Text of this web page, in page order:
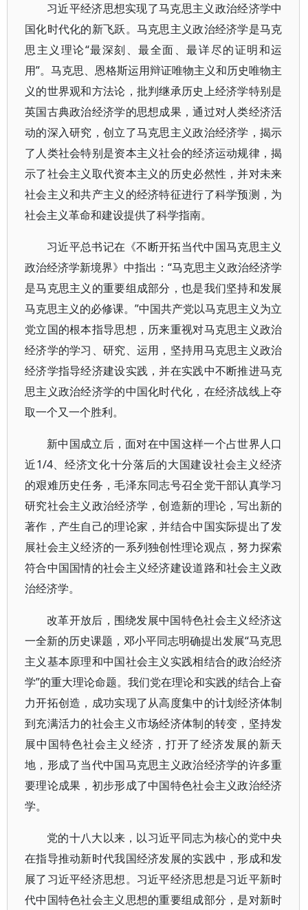
习近平经济思想实现了马克思主义政治经济学中
国化时代化的新飞跃。马克思主义政治经济学是马克
思主义理论“最深刻、最全面、最详尽的证明和运
用”。马克思、恩格斯运用辩证唯物主义和历史唯物主
义的世界观和方法论，批判继承历史上经济学特别是
英国古典政治经济学的思想成果，通过对人类经济活
动的深入研究，创立了马克思主义政治经济学，揭示
了人类社会特别是资本主义社会的经济运动规律，揭
示了社会主义取代资本主义的历史必然性，并对未来
社会主义和共产主义的经济特征进行了科学预测，为
社会主义革命和建设提供了科学指南。
习近平总书记在《不断开拓当代中国马克思主义
政治经济学新境界》中指出：“马克思主义政治经济学
是马克思主义的重要组成部分，也是我们坚持和发展
马克思主义的必修课。”中国共产党以马克思主义为立
党立国的根本指导思想，历来重视对马克思主义政治
经济学的学习、研究、运用，坚持用马克思主义政治
经济学指导经济建设实践，并在实践中不断推进马克
思主义政治经济学的中国化时代化，在经济战线上夺
取一个又一个胜利。
新中国成立后，面对在中国这样一个占世界人口
近1/4、经济文化十分落后的大国建设社会主义经济
的艰难历史任务，毛泽东同志号召全党干部认真学习
研究社会主义政治经济学，创造新的理论，写出新的
著作，产生自己的理论家，并结合中国实际提出了发
展社会主义经济的一系列独创性理论观点，努力探索
符合中国国情的社会主义经济建设道路和社会主义政
治经济学。
改革开放后，围绕发展中国特色社会主义经济这
一全新的历史课题，邓小平同志明确提出发展“马克思
主义基本原理和中国社会主义实践相结合的政治经济
学”的重大理论命题。我们党在理论和实践的结合上奋
力开拓创造，成功实现了从高度集中的计划经济体制
到充满活力的社会主义市场经济体制的转变，坚持发
展中国特色社会主义经济，打开了经济发展的新天
地，形成了当代中国马克思主义政治经济学的许多重
要理论成果，初步形成了中国特色社会主义政治经济
学。
党的十八大以来，以习近平同志为核心的党中央
在指导推动新时代我国经济发展的实践中，形成和发
展了习近平经济思想。习近平经济思想是习近平新时
代中国特色社会主义思想的重要组成部分，是对新时